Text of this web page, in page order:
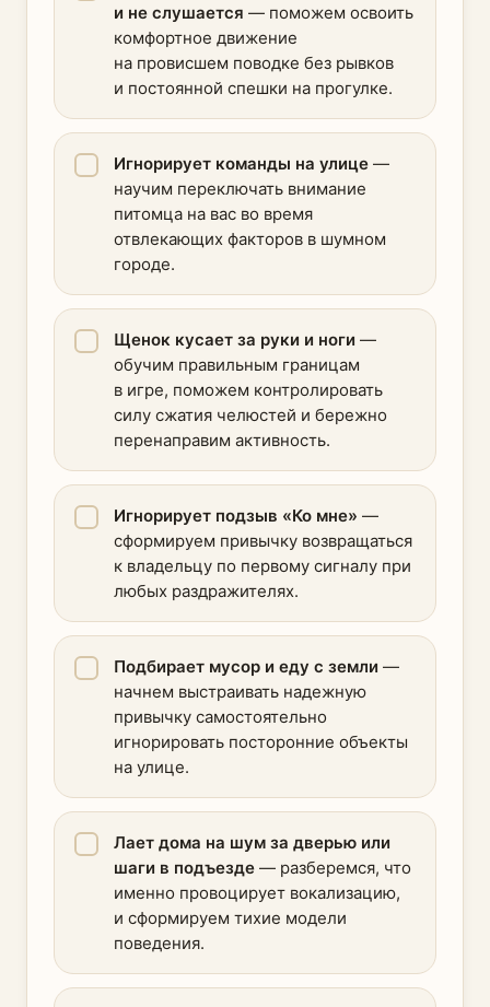
и не слушается — поможем освоить
комфортное движение
на провисшем поводке без рывков
и постоянной спешки на прогулке.
Игнорирует команды на улице —
научим переключать внимание
питомца на вас во время
отвлекающих факторов в шумном
городе.
Щенок кусает за руки и ноги —
обучим правильным границам
в игре, поможем контролировать
силу сжатия челюстей и бережно
перенаправим активность.
Игнорирует подзыв «Ко мне» —
сформируем привычку возвращаться
к владельцу по первому сигналу при
любых раздражителях.
Подбирает мусор и еду с земли —
начнем выстраивать надежную
привычку самостоятельно
игнорировать посторонние объекты
на улице.
Лает дома на шум за дверью или
шаги в подъезде — разберемся, что
именно провоцирует вокализацию,
и сформируем тихие модели
поведения.